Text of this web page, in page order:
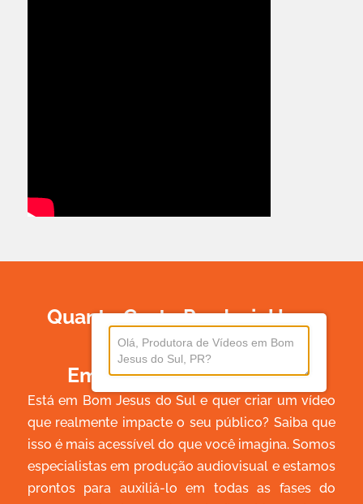
Quanto Custa Produzir Um
Vídeo
Em Bom Jesus Do Sul?
Está em Bom Jesus do Sul e quer criar um vídeo
que realmente impacte o seu público? Saiba que
isso é mais acessível do que você imagina. Somos
especialistas em produção audiovisual e estamos
prontos para auxiliá-lo em todas as fases do